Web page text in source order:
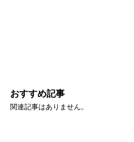
おすすめ記事
関連記事はありません。